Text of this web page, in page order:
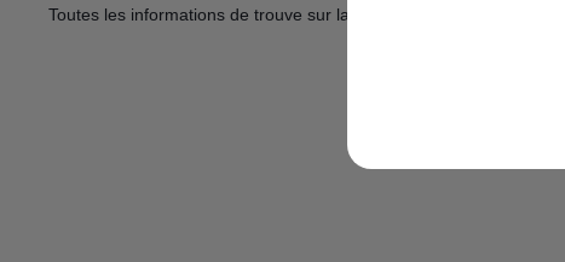
Toutes les informations de trouve sur la page Facebook